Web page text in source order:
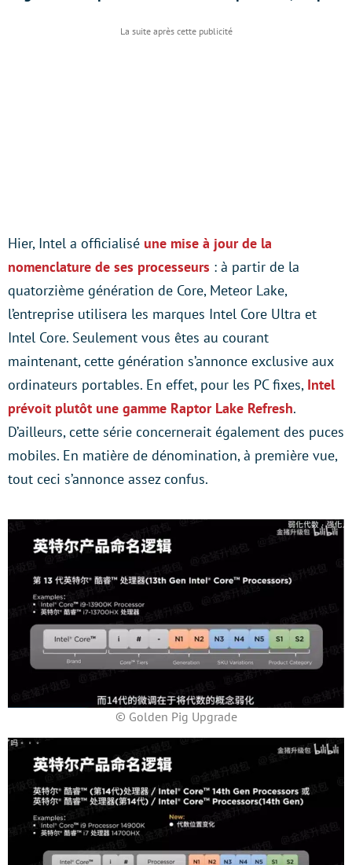
Hier, Intel a officialisé une mise à jour de la
nomenclature de ses processeurs : à partir de la
quatorzième génération de Core, Meteor Lake,
l’entreprise utilisera les marques Intel Core Ultra et
Intel Core. Seulement vous êtes au courant
maintenant, cette génération s’annonce exclusive aux
ordinateurs portables. En effet, pour les PC fixes, Intel
prévoit plutôt une gamme Raptor Lake Refresh.
D’ailleurs, cette série concernerait également des puces
mobiles. En matière de dénomination, à première vue,
tout ceci s’annonce assez confus.
© Golden Pig Upgrade